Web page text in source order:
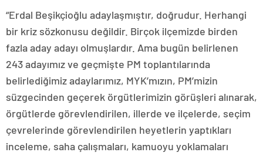
“Erdal Beşikçioğlu adaylaşmıştır, doğrudur. Herhangi
bir kriz sözkonusu değildir. Birçok ilçemizde birden
fazla aday adayı olmuşlardır. Ama bugün belirlenen
243 adayımız ve geçmişte PM toplantılarında
belirlediğimiz adaylarımız, MYK’mızın, PM’mizin
süzgecinden geçerek örgütlerimizin görüşleri alınarak,
örgütlerde görevlendirilen, illerde ve ilçelerde, seçim
çevrelerinde görevlendirilen heyetlerin yaptıkları
inceleme, saha çalışmaları, kamuoyu yoklamaları